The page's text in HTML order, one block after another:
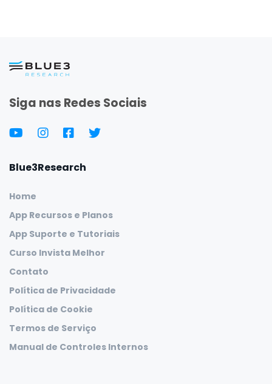
Siga nas Redes Sociais
Blue3Research
Home
App Recursos e Planos
App Suporte e Tutoriais
Curso Invista Melhor
Contato
Política de Privacidade
Política de Cookie
Termos de Serviço
Manual de Controles Internos